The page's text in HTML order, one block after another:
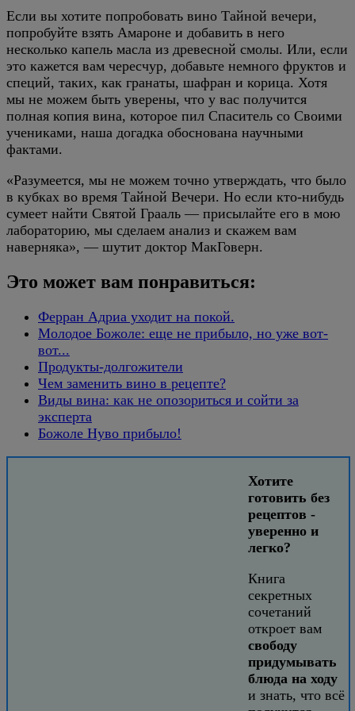
Если вы хотите попробовать вино Тайной вечери,
попробуйте взять Амароне и добавить в него
несколько капель масла из древесной смолы. Или, если
это кажется вам чересчур, добавьте немного фруктов и
специй, таких, как гранаты, шафран и корица. Хотя
мы не можем быть уверены, что у вас получится
полная копия вина, которое пил Спаситель со Своими
учениками, наша догадка обоснована научными
фактами.
«Разумеется, мы не можем точно утверждать, что было
в кубках во время Тайной Вечери. Но если кто-нибудь
сумеет найти Святой Грааль — присылайте его в мою
лабораторию, мы сделаем анализ и скажем вам
наверняка», — шутит доктор МакГоверн.
Это может вам понравиться:
Ферран Адриа уходит на покой.
Молодое Божоле: еще не прибыло, но уже вот-
вот...
Продукты-долгожители
Чем заменить вино в рецепте?
Виды вина: как не опозориться и сойти за
эксперта
Божоле Нуво прибыло!
Хотите
готовить без
рецептов -
уверенно и
легко?
Книга
секретных
сочетаний
откроет вам
свободу
придумывать
блюда на ходу
и знать, что всё